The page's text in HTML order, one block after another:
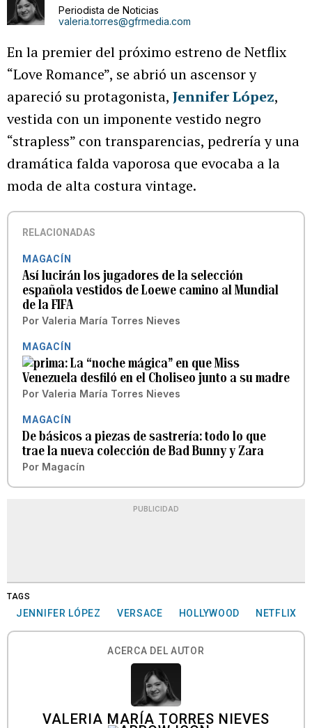
Periodista de Noticias
valeria.torres@gfrmedia.com
En la premier del próximo estreno de Netflix
“Love Romance”, se abrió un ascensor y
apareció su protagonista, Jennifer López,
vestida con un imponente vestido negro
“strapless” con transparencias, pedrería y una
dramática falda vaporosa que evocaba a la
moda de alta costura vintage.
RELACIONADAS
MAGACÍN
Así lucirán los jugadores de la selección
española vestidos de Loewe camino al Mundial
de la FIFA
Por Valeria María Torres Nieves
MAGACÍN
La “noche mágica” en que Miss
Venezuela desfiló en el Choliseo junto a su madre
Por Valeria María Torres Nieves
MAGACÍN
De básicos a piezas de sastrería: todo lo que
trae la nueva colección de Bad Bunny y Zara
Por Magacín
PUBLICIDAD
TAGS
JENNIFER LÓPEZ VERSACE HOLLYWOOD NETFLIX
ACERCA DEL AUTOR
VALERIA MARÍA TORRES NIEVES